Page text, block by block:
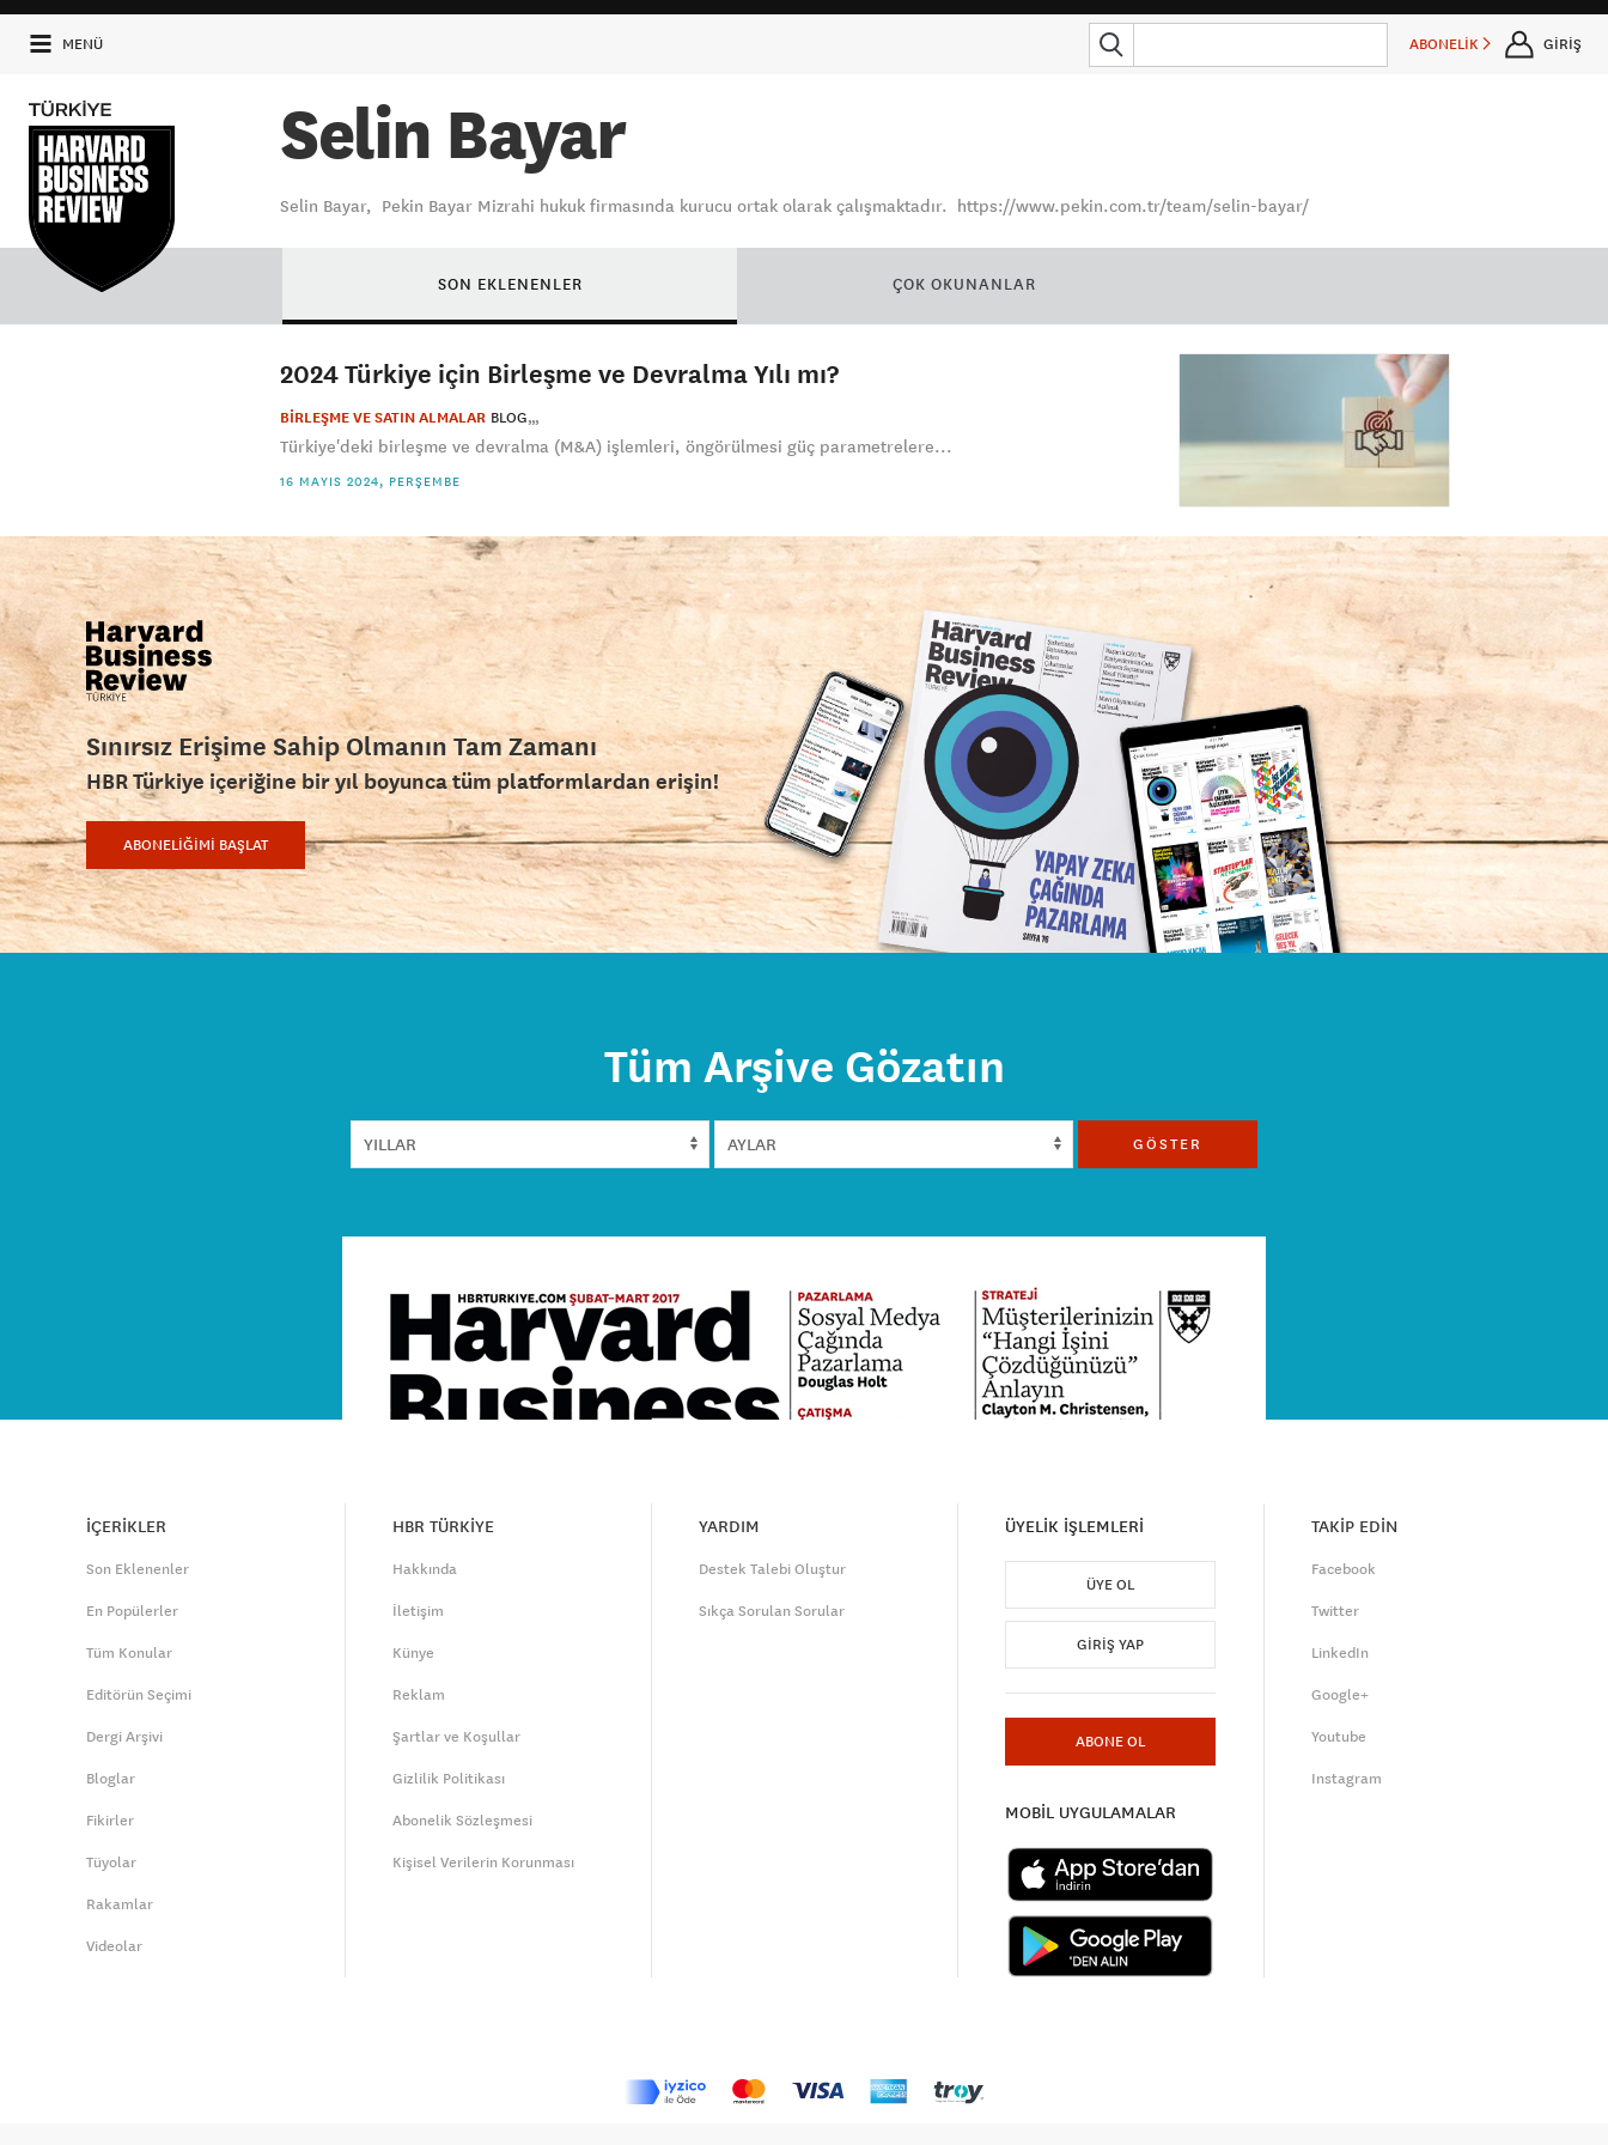
MENÜ ABONELİK GİRİŞ
Selin Bayar
Selin Bayar, Pekin Bayar Mizrahi hukuk firmasında kurucu ortak olarak çalışmaktadır. https://www.pekin.com.tr/team/selin-bayar/
SON EKLENENLER ÇOK OKUNANLAR
2024 Türkiye için Birleşme ve Devralma Yılı mı?
BİRLEŞME VE SATIN ALMALAR BLOG
Türkiye'deki birleşme ve devralma (M&A) işlemleri, öngörülmesi güç parametrelere...
16 MAYIS 2024, PERŞEMBE
Sınırsız Erişime Sahip Olmanın Tam Zamanı
HBR Türkiye içeriğine bir yıl boyunca tüm platformlardan erişin!
ABONELİĞİMİ BAŞLAT
Tüm Arşive Gözatın
GÖSTER
İÇERİKLER
Son Eklenenler
En Popülerler
Tüm Konular
Editörün Seçimi
Dergi Arşivi
Bloglar
Fikirler
Tüyolar
Rakamlar
Videolar
HBR TÜRKİYE
Hakkında
İletişim
Künye
Reklam
Şartlar ve Koşullar
Gizlilik Politikası
Abonelik Sözleşmesi
Kişisel Verilerin Korunması
YARDIM
Destek Talebi Oluştur
Sıkça Sorulan Sorular
ÜYELİK İŞLEMLERİ
ÜYE OL
GIRIŞ YAP
ABONE OL
MOBİL UYGULAMALAR
TAKİP EDİN
Facebook
Twitter
LinkedIn
Google+
Youtube
Instagram